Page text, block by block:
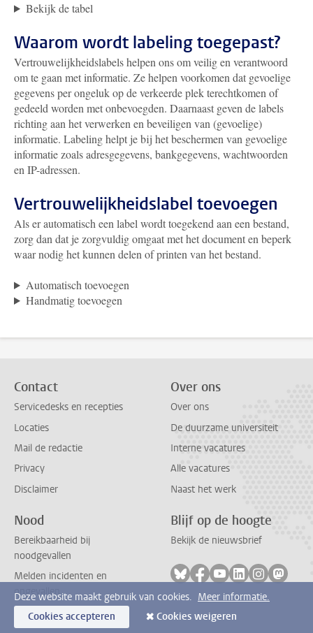
Bekijk de tabel
Waarom wordt labeling toegepast?
Vertrouwelijkheidslabels helpen ons om veilig en verantwoord
om te gaan met informatie. Ze helpen voorkomen dat gevoelige
gegevens per ongeluk op de verkeerde plek terechtkomen of
gedeeld worden met onbevoegden. Daarnaast geven de labels
richting aan het verwerken en beveiligen van (gevoelige)
informatie. Labeling helpt je bij het beschermen van gevoelige
informatie zoals adresgegevens, bankgegevens, wachtwoorden
en IP-adressen.
Vertrouwelijkheidslabel toevoegen
Als er automatisch een label wordt toegekend aan een bestand,
zorg dan dat je zorgvuldig omgaat met het document en beperk
waar nodig het kunnen delen of printen van het bestand.
Automatisch toevoegen
Handmatig toevoegen
Contact
Servicedesks en recepties
Locaties
Mail de redactie
Privacy
Disclaimer
Over ons
Over ons
De duurzame universiteit
Interne vacatures
Alle vacatures
Naast het werk
Nood
Bereikbaarheid bij
noodgevallen
Melden incidenten en
ongevallen
Blijf op de hoogte
Bekijk de nieuwsbrief
Volg ons op bluesky
Volg ons op facebook
Volg ons op
Volg ons op
Volg ons
Volg
Deze website maakt gebruik van cookies. Meer informatie.
Cookies accepteren
Cookies weigeren